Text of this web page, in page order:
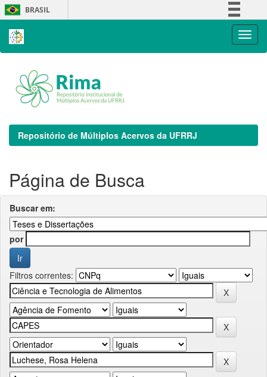
Skip
navigation
BRASIL
Repositório de Múltiplos Acervos da UFRRJ
Página de Busca
Buscar em:
por
Filtros correntes: